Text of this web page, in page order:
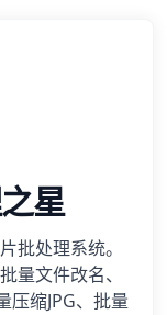
星
批处理系统。
量文件改名、
压缩JPG、批量